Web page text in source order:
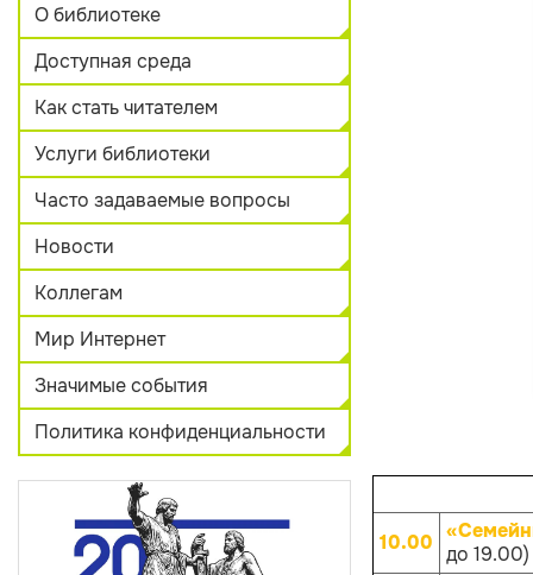
О библиотеке
Доступная среда
Как стать читателем
Услуги библиотеки
Часто задаваемые вопросы
Новости
Коллегам
Мир Интернет
Значимые события
Политика конфиденциальности
10.00 до 19.00)